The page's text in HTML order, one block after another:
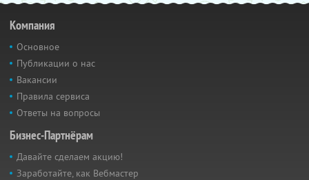
Компания
Основное
Публикации о нас
Вакансии
Правила сервиса
Ответы на вопросы
Бизнес-Партнёрам
Давайте сделаем акцию!
Заработайте, как Вебмастер